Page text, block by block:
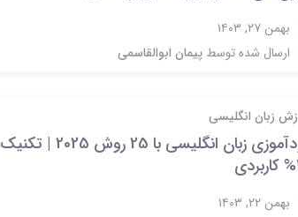
بهمن ۲۷, ۱۴۰۳
ارسال شده توسط پیمان ابوالقاسمی
زبان انگلیسی
خودآموزی زبان انگلیسی با 25 روش 2025 | تکنیک
بهمن ۲۲, ۱۴۰۳